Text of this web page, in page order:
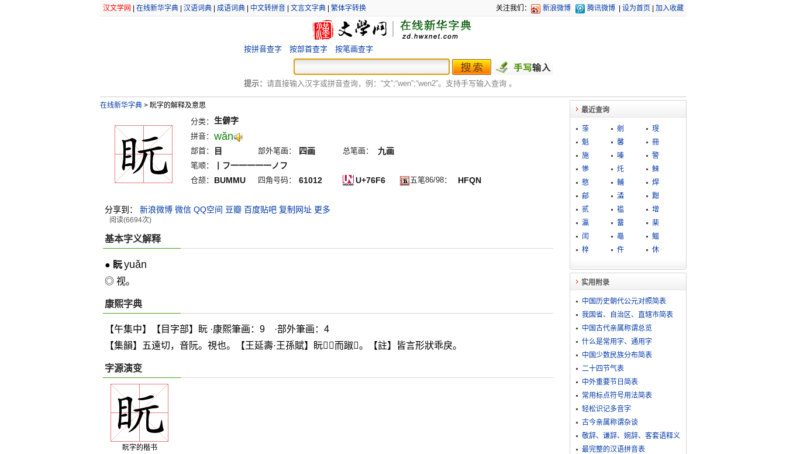
汉文学网 在线新华字典| 汉语词典| 成语词典| 中文转拼音| 文言文字典| 繁体字转换 关注我们： 新浪微博 腾讯微博 设为首页 加入收藏
按拼音查字 按部首查字 按笔画查字
提示： 请直接输入汉字或拼音查询，例：“文”;“wen”;“wen2”。支持手写输入查询 。
在线新华字典 >盶字的解释及意思
分类： 生僻字
拼音： wăn
部首： 目 部外笔画： 四画 总笔画： 九画
笔顺： 丨フ一一一一一ノフ
仓颉： BUMMU 四角号码： 61012 U+76F6 五笔86/98： HFQN
分享到： 新浪微博 微信 QQ空间 豆瓣 百度贴吧 复制网址 更多
阅读(6694次)
基本字义解释
● 盶 yuǎn
◎ 视。
康熙字典
【午集中】【目字部】盶 ·康熙筆画：9 ·部外筆画：4
【集韻】五遠切，音阮。視也。【王延壽·王孫賦】盶𥊶 𥌎而踧𣥨。【註】皆言形狀乖戾。
字源演变
盶字的楷书
最近查询
蒤 剜
琝
魁
馨
冊
施
嗪
警
慘
灹
鯠
憗
輔
焊
鄃
潹
黚
贰
褴
增
瀛
羀
棐
闰
黽
鳁
梓
仵 休
实用附录
中国历史朝代公元对照简表
我国省、自治区、直辖市简表
中国古代亲属称谓总览
什么是常用字、通用字
中国少数民族分布简表
二十四节气表
中外重要节日简表
常用标点符号用法简表
轻松识记多音字
古今亲属称谓杂谈
敬​辞​、​谦​辞​、​婉​辞​、​客​套​语​释​义
最完整的汉语拼音表